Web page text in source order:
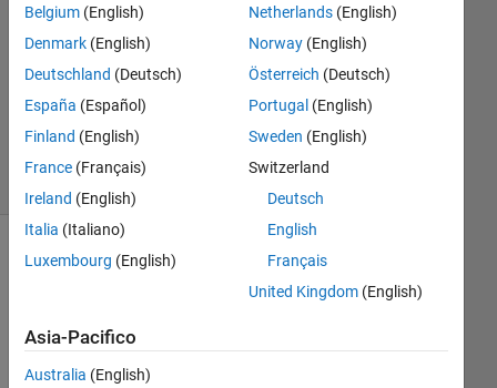
Risposta
16 Ott
2017
14
Visualizzazioni
Belgium (English)
Denmark (English)
Deutschland (Deutsch)
España (Español)
Finland (English)
France (Français)
Ireland (English)
Italia (Italiano)
Luxembourg (English)
Netherlands(English)
Norway(English)
Österreich (Deutsch)
Portugal (English)
Sweden (English)
Switzerland
Deutsch
English
Français
United Kingdom(English)
Asia-Pacifico
Australia (English)